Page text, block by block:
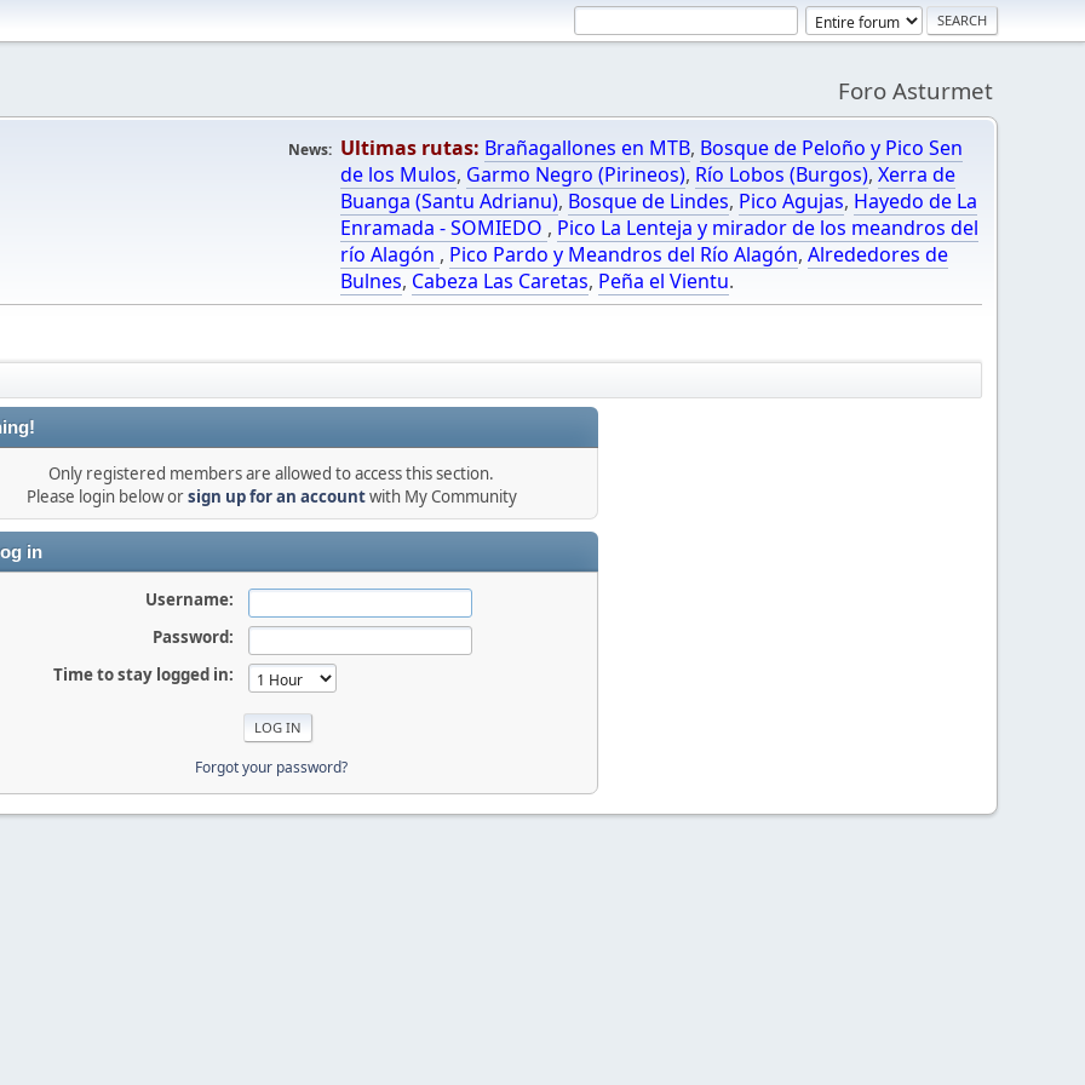
Foro Asturmet
News: Ultimas rutas: Brañagallones en MTB, Bosque de Peloño y Pico Sen
de los Mulos, Garmo Negro (Pirineos), Río Lobos (Burgos), Xerra de
Buanga (Santu Adrianu), Bosque de Lindes, Pico Agujas, Hayedo de La
Enramada - SOMIEDO , Pico La Lenteja y mirador de los meandros del
río Alagón , Pico Pardo y Meandros del Río Alagón, Alrededores de
Bulnes, Cabeza Las Caretas, Peña el Vientu.
Only registered members are allowed to access this section.
Please login below orsign up for an accountwith My Community
in
Username:
Password:
Time to stay logged in:
Forgot your password?